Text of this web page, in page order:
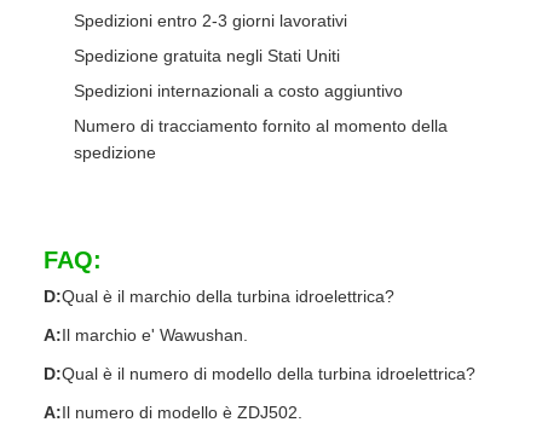
Spedizioni entro 2-3 giorni lavorativi
Spedizione gratuita negli Stati Uniti
Spedizioni internazionali a costo aggiuntivo
Numero di tracciamento fornito al momento della
spedizione
FAQ:
D:Qual è il marchio della turbina idroelettrica?
A:Il marchio e' Wawushan.
D:Qual è il numero di modello della turbina idroelettrica?
A:Il numero di modello è ZDJ502.